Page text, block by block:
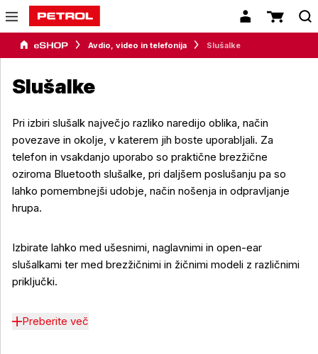
Avdio, video in telefonija Slušalke
Slušalke
Pri izbiri slušalk največjo razliko naredijo oblika, način
povezave in okolje, v katerem jih boste uporabljali. Za
telefon in vsakdanjo uporabo so praktične brezžične
oziroma Bluetooth slušalke, pri daljšem poslušanju pa so
lahko pomembnejši udobje, način nošenja in odpravljanje
hrupa.
Izbirate lahko med ušesnimi, naglavnimi in open-ear
slušalkami ter med brezžičnimi in žičnimi modeli z različnimi
priključki.
Preberite več